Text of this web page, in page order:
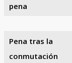
pena
Pena tras la
conmutación